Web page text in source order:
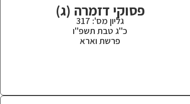
פסוקי דזמרה (ג)
גליון מס': 317
כ"ג טבת תשפ"ו
פרשת וארא